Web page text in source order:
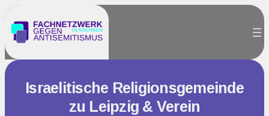
Zum
Inhalt
springen
Israelitische Religionsgemeinde
zu Leipzig & Verein